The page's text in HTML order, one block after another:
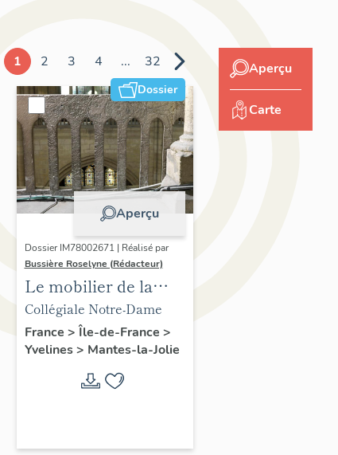
1 2 3 4 ... 32
Dossier
Aperçu
Dossier IM78002671 | Réalisé par
Bussière Roselyne (Rédacteur)
Le mobilier de la
collégiale
Collégiale Notre-Dame
France > Île-de-France >
Yvelines> Mantes-la-Jolie
Aperçu
Carte